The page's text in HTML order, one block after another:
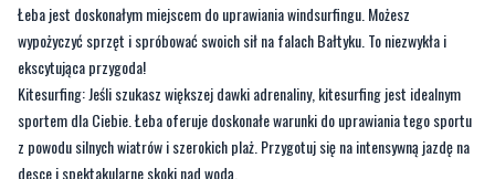
Kitesurfing: Jeśli szukasz większej dawki adrenaliny, kitesurfing jest idealnym
sportem dla Ciebie. Łeba oferuje doskonałe warunki do uprawiania tego sportu
z powodu silnych wiatrów i szerokich plaż. Przygotuj się na intensywną jazdę na
desce i spektakularne skoki nad wodą.
Łeba jest idealnym miejscem na wymarzony wyjazd nad morze. Oferuje wiele
atrakcji turystycznych dla osób w każdym wieku. Niezależnie od tego, czy
preferujesz spokojny wypoczynek na plaży, aktywny wypoczynek czy zwiedzanie